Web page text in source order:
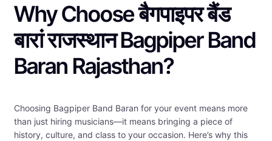
Why Choose बैगपाइपर बैंड
बारां राजस्थान Bagpiper Band
Baran Rajasthan?
Choosing Bagpiper Band Baran for your event means more
than just hiring musicians—it means bringing a piece of
history, culture, and class to your occasion. Here’s why this